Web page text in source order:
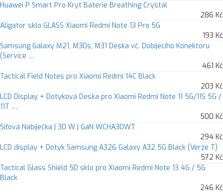
Huawei P Smart Pro Kryt Baterie Breathing Crystal
286 Kč
Aligator sklo GLASS Xiaomi Redmi Note 13 Pro 5G
193 Kč
Samsung Galaxy M21, M30s, M31 Deska vč. Dobíjecího Konektoru
(Service …
461 Kč
Tactical Field Notes pro Xiaomi Redmi 14C Black
203 Kč
LCD Display + Dotyková Deska pro Xiaomi Redmi Note 11 5G/11S 5G /
11T …
500 Kč
Síťová Nabíječka | 30 W | GaN WCHA30WT
294 Kč
LCD display + Dotyk Samsung A326 Galaxy A32 5G Black (Verze T)
572 Kč
Tactical Glass Shield 5D sklo pro Xiaomi Redmi Note 13 4G / 5G
Black
246 Kč